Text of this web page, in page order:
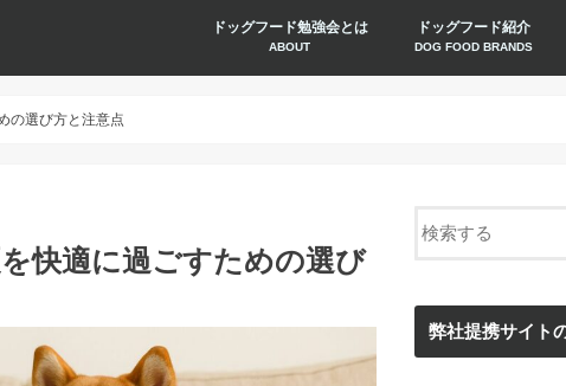
ドッグフード勉強会とは
ABOUT
ドッグフード紹介
DOG FOOD BRANDS
の選び方と注意点
快適に過ごすための選び
弊社提携サイト